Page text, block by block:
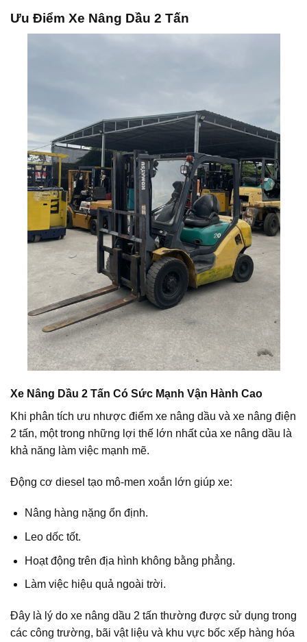
Ưu Điểm Xe Nâng Dầu 2 Tấn
Xe Nâng Dầu 2 Tấn Có Sức Mạnh Vận Hành Cao
Khi phân tích ưu nhược điểm xe nâng dầu và xe nâng điện
2 tấn, một trong những lợi thế lớn nhất của xe nâng dầu là
khả năng làm việc mạnh mẽ.
Động cơ diesel tạo mô-men xoắn lớn giúp xe:
Nâng hàng nặng ổn định.
Leo dốc tốt.
Hoạt động trên địa hình không bằng phẳng.
Làm việc hiệu quả ngoài trời.
Đây là lý do xe nâng dầu 2 tấn thường được sử dụng trong
các công trường, bãi vật liệu và khu vực bốc xếp hàng hóa